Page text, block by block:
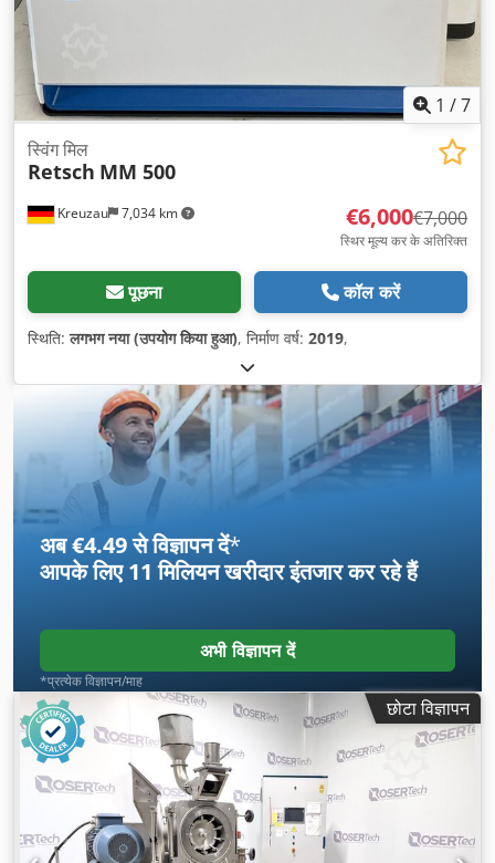
1 /7
Kreuzau 7,034 km
स्विंग मिल
Retsch MM 500
€6,000€7,000
स्थिर मूल्य कर के अतिरिक्त
पूछना कॉल करें
स्थिति:लगभग नया (उपयोग किया हुआ), निर्माण वर्ष: 2019,
अब €4.49 से विज्ञापन दें*
आपके लिए11 मिलियन खरीदारइंतजार कर रहे हैं
अभी विज्ञापन दें
*प्रत्येक विज्ञापन/माह
छोटा विज्ञापन